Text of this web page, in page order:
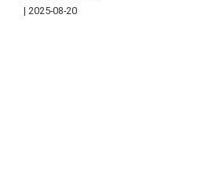
2025-08-20